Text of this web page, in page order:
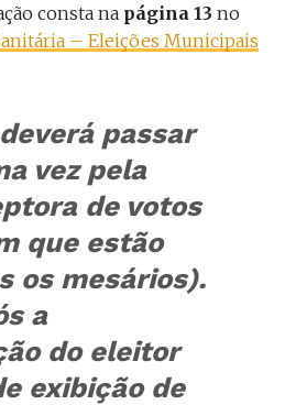
consta na página 13 no
– Eleições Municipais
passar
vez pela
de votos
que estão
os mesários).
a
do eleitor
exibição de